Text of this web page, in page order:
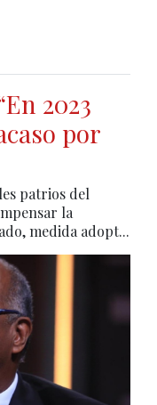
2023
por
patrios del
la
medida adopt...